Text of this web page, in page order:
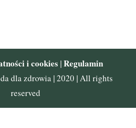
i cookies |Regulamin
dla zdrowia | 2020 | All rights
reserved